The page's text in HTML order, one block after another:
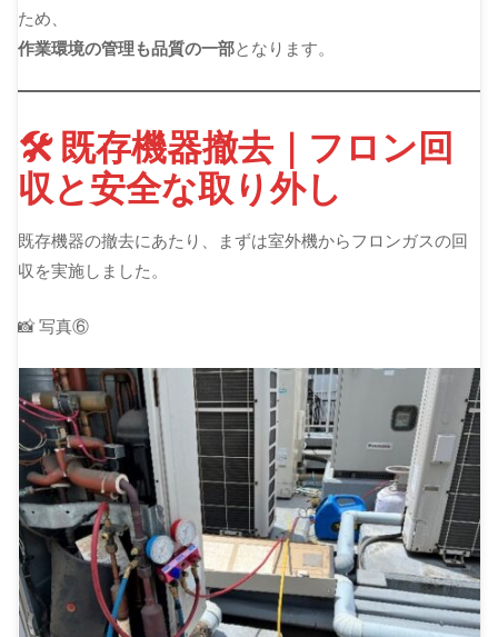
ため、
作業環境の管理も品質の一部となります。
🛠 既存機器撤去｜フロン回
収と安全な取り外し
既存機器の撤去にあたり、まずは室外機からフロンガスの回
収を実施しました。
📸 写真⑥